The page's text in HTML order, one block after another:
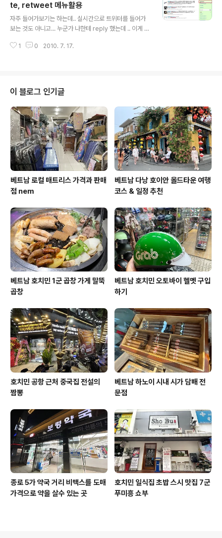
다.. 바로 올리니까 사진 비율이 안맞아서 검정색으로 채워
지는 부분이 많다. 그렇다면..레포트신공으로 다져진.... 그
림판으로 프린트스크린 한다음에 붙여넣기 ㅋㅋ 안되는게
어딨어!! 실패. jpg, gif 파일만 올릴 수가 있단다..파일 용
량도 700K 제한. 그럼.......... 직접 편집하면된다. 그래서..
te, retweet 메뉴활용
자주 들어가보기는 하는데.. 실시간으로 트위터를 들어가
보는 것도 아니고... 누군가 나한테 reply 했는데 .. 이게 타
말을 시켜도 그때 못보면 답을 어떻게 해주지..' 하고 고민
나만 몰랐던 것 같다... 그래도 나와 같은 사람들이 있을 것
이라 위안하며 글을 써야지.. 지금까지 그저 데코레이션인
줄로만 알았던 저것이.. 누르면 팔로워들이 @gem8711
에게 (나에게) 보낸 리플들이 쫙~~뜬다. 아..이렇게 편리할
수가 ... 감동이다 정말.. 그리고 두..
1 0 2010. 7. 17.
이 블로그 인기글
베트남 로컬 매트리스 가격과 판매
점 nem
베트남 다낭 호이안 올드타운 여행
코스 & 일정 추천
베트남 호치민 1군 곱창 가게 말뚝
곱창
베트남 호치민 오토바이 헬멧 구입
하기
호치민 공항 근처 중국집 전설의
짬뽕
베트남 하노이 시내 시가 담배 전
문점
종로 5가 약국 거리 비맥스를 도매
가격으로 약을 살수 있는 곳
호치민 일식집 초밥 스시 맛집 7군
푸미흥 쇼부